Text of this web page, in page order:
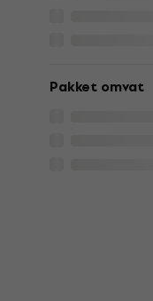
Pakket omvat